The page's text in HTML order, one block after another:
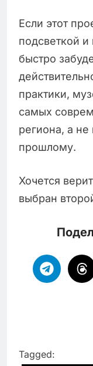
Если этот
подсветкой
быстро
практики,
самых
региона, а
прошлому.
Хочется
выбран
Tagged: